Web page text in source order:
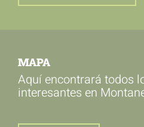
MAPA
Aquí encontrará todos
interesantes en